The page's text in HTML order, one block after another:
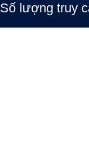
Số lượng truy